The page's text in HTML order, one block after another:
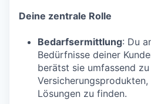
Deine zentrale Rolle
Bedarfsermittlung: Du
Bedürfnisse deiner
berätst sie umfassend
Lösungen zu finden.